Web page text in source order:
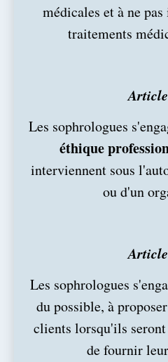
médicales et à ne
traitements
Les sophrologues
éthique
interviennent sous
ou d'un
Les sophrologues
du possible, à
clients lorsqu'ils
de fournir